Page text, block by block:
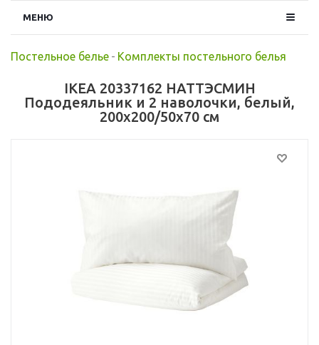
МЕНЮ
Постельное белье - Комплекты постельного белья
IKEA 20337162 НАТТЭСМИН
Пододеяльник и 2 наволочки, белый,
200x200/50x70 см